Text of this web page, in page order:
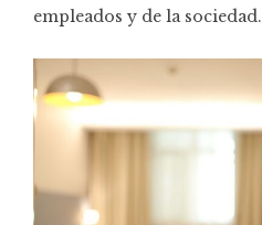
empleados y de la sociedad.